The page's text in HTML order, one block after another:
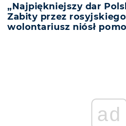
„Najpiękniejszy dar
Zabity przez
wolontariusz niósł
ad